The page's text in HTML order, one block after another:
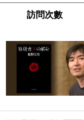
訪問次數